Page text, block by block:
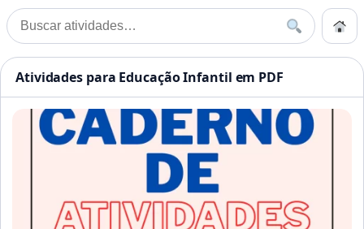
Pular para o conteúdo
Buscar por:
Buscar
Início
Início»Atividades para educação infantil em PDF
Atividades Educação
Atividades para Educação Infantil em PDF